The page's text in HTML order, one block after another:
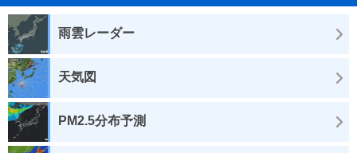
雨雲レーダー
天気図
PM2.5分布予測